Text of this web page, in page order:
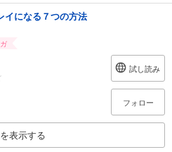
イになる７つの方法
試し読み
フォロー
表示する